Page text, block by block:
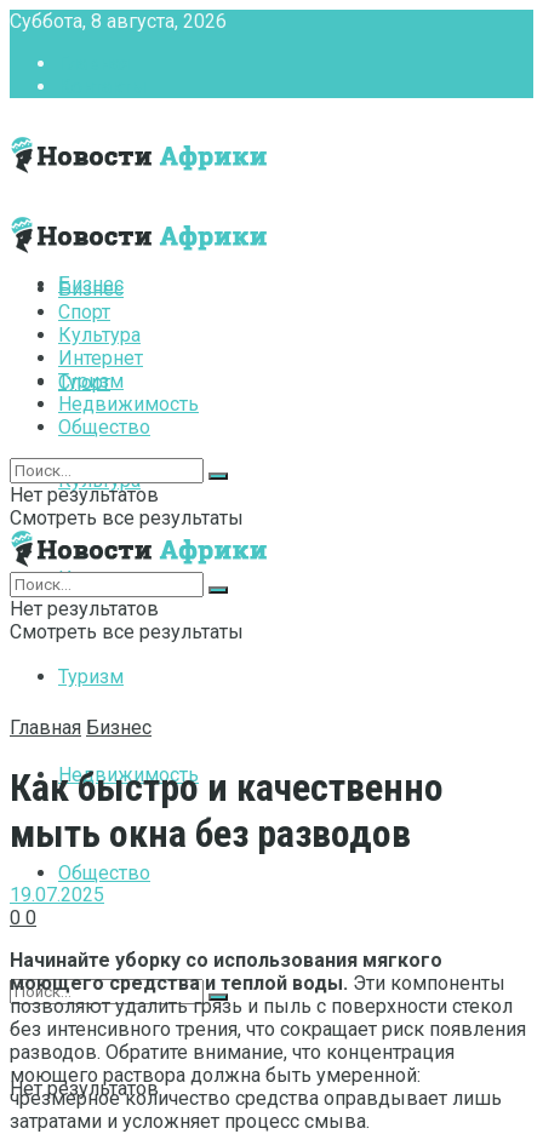
Суббота, 8 августа, 2026
Бизнес
Спорт
Культура
Интернет
Туризм
Недвижимость
Общество
Нет результатов
Бизнес
Спорт
Культура
Интернет
Туризм
Недвижимость
Общество
Нет результатов
Смотреть все результаты
Нет результатов
Смотреть все результаты
Главная Бизнес
Как быстро и качественно
мыть окна без разводов
19.07.2025
0 0
Начинайте уборку со использования мягкого
моющего средства и теплой воды. Эти компоненты
позволяют удалить грязь и пыль с поверхности стекол
без интенсивного трения, что сокращает риск появления
разводов. Обратите внимание, что концентрация
моющего раствора должна быть умеренной:
чрезмерное количество средства оправдывает лишь
затратами и усложняет процесс смыва.